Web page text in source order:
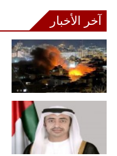
آخر الأخبار